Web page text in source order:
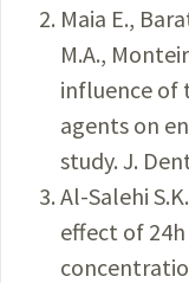
Maia E.,
M.A.,
influence of
agents on
study. J.
Al-Salehi
effect of